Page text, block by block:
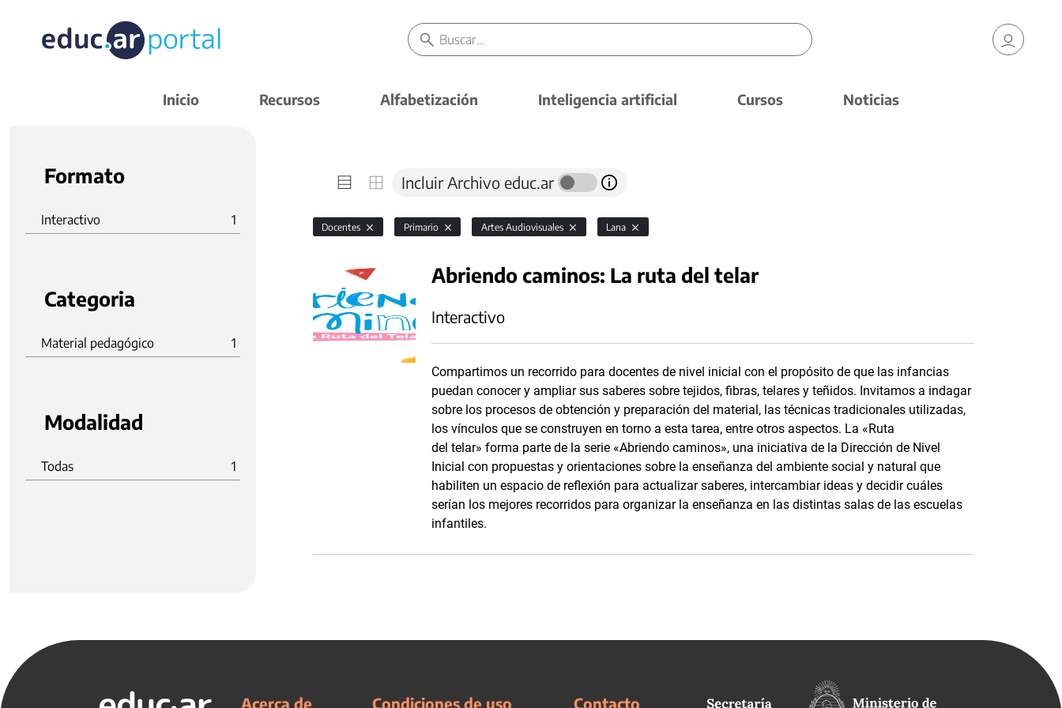
Inicio Recursos Alfabetización Inteligencia artificial Cursos Noticias
Formato
Interactivo 1
Categoria
Material pedagógico 1
Modalidad
Todas 1
Incluir Archivo educ.ar
Docentes Primario Artes Audiovisuales Lana
Abriendo caminos: La ruta del telar
Interactivo
Compartimos un recorrido para docentes de nivel inicial con el propósito de que las infancias
puedan conocer y ampliar sus saberes sobre tejidos, fibras, telares y teñidos. Invitamos a indagar
sobre los procesos de obtención y preparación del material, las técnicas tradicionales utilizadas,
los vínculos que se construyen en torno a esta tarea, entre otros aspectos. La «Ruta
del telar» forma parte de la serie «Abriendo caminos», una iniciativa de la Dirección de Nivel
Inicial con propuestas y orientaciones sobre la enseñanza del ambiente social y natural que
habiliten un espacio de reflexión para actualizar saberes, intercambiar ideas y decidir cuáles
serían los mejores recorridos para organizar la enseñanza en las distintas salas de las escuelas
infantiles.
Acerca de Condiciones de uso Contacto